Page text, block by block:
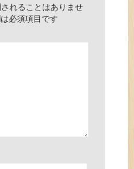
れることはありませ
必須項目です